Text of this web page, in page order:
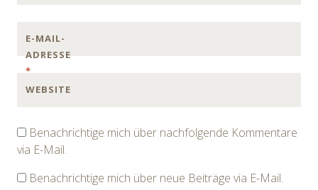
E-MAIL-
ADRESSE
*
WEBSITE
Benachrichtige mich über nachfolgende Kommentare
via E-Mail.
Benachrichtige mich über neue Beiträge via E-Mail.